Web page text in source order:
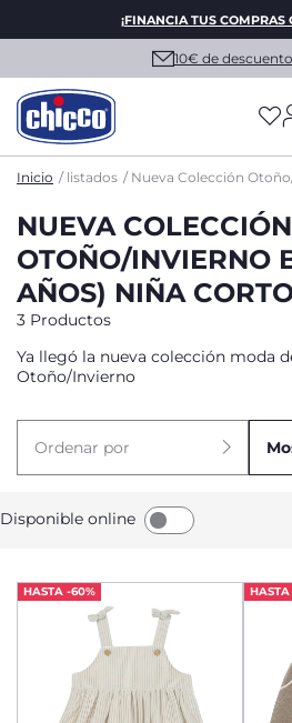
¡FINANCIA TUS COMPRAS
10€ de
Inicio listados Nueva Colección
NUEVA COLECCIÓN
OTOÑO/INVIERNO
AÑOS) NIÑA
3 Productos
Ya llegó la nueva colección moda
Otoño/Invierno
Ordenar por
Disponible online
HASTA -60%